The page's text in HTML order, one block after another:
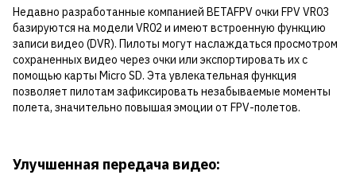
Недавно разработанные компанией BETAFPV очки FPV VR03
базируются на модели VR02 и имеют встроенную функцию
записи видео (DVR). Пилоты могут наслаждаться просмотром
сохраненных видео через очки или экспортировать их с
помощью карты Micro SD. Эта увлекательная функция
позволяет пилотам зафиксировать незабываемые моменты
полета, значительно повышая эмоции от FPV-полетов.
Улучшенная передача видео: